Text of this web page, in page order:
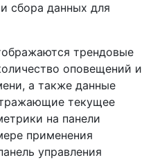
сбора данных для
трендовые
оповещений и
а также данные
текущее
на панели
применения
управления